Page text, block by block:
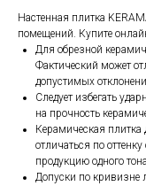
Настенная плитка
помещений. Купите
Для обрезной
Фактический может
допустимых
Следует избегать
на прочность
Керамическая плитка
отличаться по
продукцию одного
Допуски по кривизне